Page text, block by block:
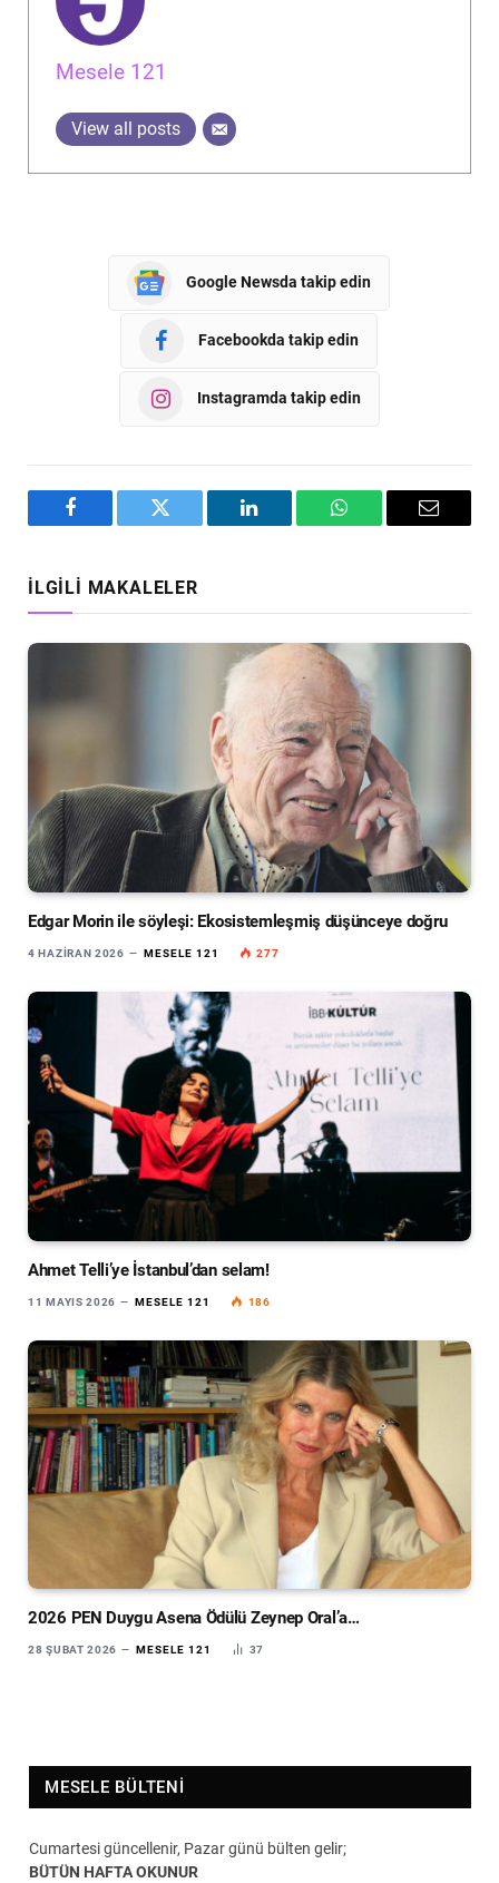
Mesele 121
View all posts
Google Newsda takip edin
Facebookda takip edin
Instagramda takip edin
Facebook Twitter LinkedIn WhatsAppEmail
İLGILI MAKALELER
Edgar Morin ile söyleşi: Ekosistemleşmiş düşünceye doğru
4 HAZIRAN 2026 MESELE 121 277
Ahmet Telli’ye İstanbul’dan selam!
11 MAYIS 2026 MESELE 121 186
2026 PEN Duygu Asena Ödülü Zeynep Oral’a…
28 ŞUBAT 2026 MESELE 121 37
MESELE BÜLTENI
Cumartesi güncellenir, Pazar günü bülten gelir;
BÜTÜN HAFTA OKUNUR